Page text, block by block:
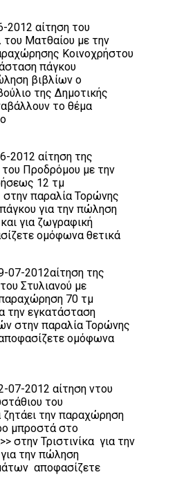
2012 αίτηση του
Ματθαίου με την
Κοινοχρήστου
πάγκου
βιβλίων ο
της Δημοτικής
το θέμα
2012 αίτηση της
Προδρόμου με την
12 τμ
στην παραλία Τορώνης
για την πώληση
για ζωγραφική
ομόφωνα θετικά
07-2012αίτηση της
Στυλιανού με
παραχώρηση 70 τμ
την εγκατάσταση
στην παραλία Τορώνης
ομόφωνα
07-2012 αίτηση ντου
του
την παραχώρηση
μπροστά στο
στην Τριστινίκα για την
την πώληση
αποφασίζετε